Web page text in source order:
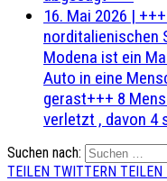
16. Mai 2026 |
norditalienischen
Modena ist ein
Auto in eine
gerast+++ 8
verletzt , davon 4
Suchen nach:
TEILEN TWITTERN TEILEN